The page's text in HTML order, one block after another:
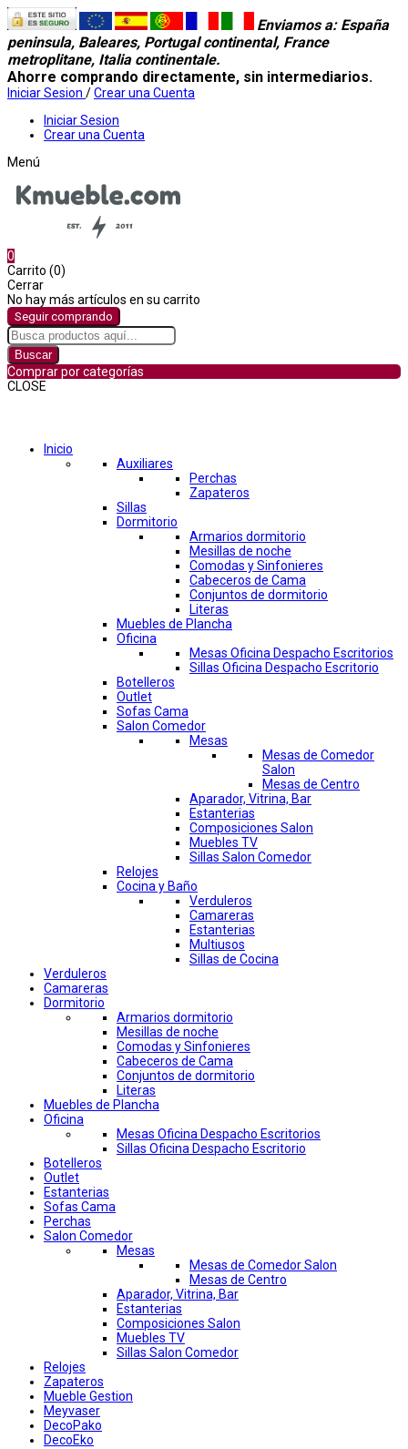
Enviamos a: España
peninsula, Baleares, Portugal continental, France
metroplitane, Italia continentale.
Ahorre comprando directamente, sin intermediarios.
Iniciar Sesion /Crear una Cuenta
Iniciar Sesion
Crear una Cuenta
Menú
0
Carrito (0)
Cerrar
No hay más artículos en su carrito
Seguir comprando
Buscar
Comprar por categorías
CLOSE
Inicio
Auxiliares
Perchas
Zapateros
Sillas
Dormitorio
Armarios dormitorio
Mesillas de noche
Comodas y Sinfonieres
Cabeceros de Cama
Conjuntos de dormitorio
Literas
Muebles de Plancha
Oficina
Mesas Oficina Despacho Escritorios
Sillas Oficina Despacho Escritorio
Botelleros
Outlet
Sofas Cama
Salon Comedor
Mesas
Mesas de Comedor
Salon
Mesas de Centro
Aparador, Vitrina, Bar
Estanterias
Composiciones Salon
Muebles TV
Sillas Salon Comedor
Relojes
Cocina y Baño
Verduleros
Camareras
Estanterias
Multiusos
Sillas de Cocina
Verduleros
Camareras
Dormitorio
Armarios dormitorio
Mesillas de noche
Comodas y Sinfonieres
Cabeceros de Cama
Conjuntos de dormitorio
Literas
Muebles de Plancha
Oficina
Mesas Oficina Despacho Escritorios
Sillas Oficina Despacho Escritorio
Botelleros
Outlet
Estanterias
Sofas Cama
Perchas
Salon Comedor
Mesas
Mesas de Comedor Salon
Mesas de Centro
Aparador, Vitrina, Bar
Estanterias
Composiciones Salon
Muebles TV
Sillas Salon Comedor
Relojes
Zapateros
Mueble Gestion
Meyvaser
DecoPako
DecoEko